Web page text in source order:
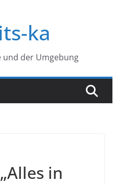
ka
und der Umgebung
in